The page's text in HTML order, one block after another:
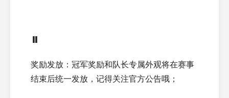
⏸️
奖励发放：冠军奖励和队长专属外观将在赛事
结束后统一发放，记得关注官方公告哦；